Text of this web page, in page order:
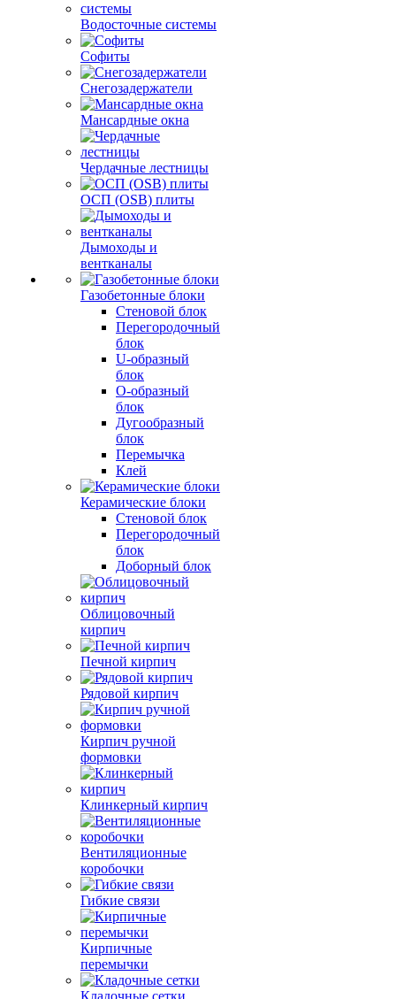
Водосточные системы
Софиты
Снегозадержатели
Мансардные окна
Чердачные лестницы
ОСП (OSB) плиты
Дымоходы и
вентканалы
Газобетонные блоки
Стеновой блок
Перегородочный
блок
U-образный
блок
О-образный
блок
Дугообразный
блок
Перемычка
Клей
Керамические блоки
Стеновой блок
Перегородочный
блок
Доборный блок
Облицовочный
кирпич
Печной кирпич
Рядовой кирпич
Кирпич ручной
формовки
Клинкерный кирпич
Вентиляционные
коробочки
Гибкие связи
Кирпичные
перемычки
Кладочные сетки